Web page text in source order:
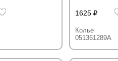
1625
Колье
051361289A